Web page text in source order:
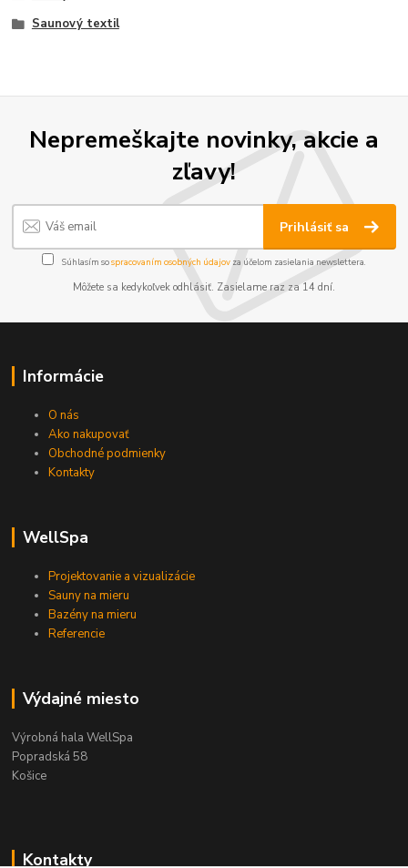
Saunový textil
Nepremeškajte novinky, akcie a
zľavy!
Prihlásiť sa
Súhlasím sospracovaním osobných údajov za účelom zasielania newslettera.
Môžete sa kedykoľvek odhlásiť. Zasielame raz za 14 dní.
Informácie
O nás
Ako nakupovať
Obchodné podmienky
Kontakty
WellSpa
Projektovanie a vizualizácie
Sauny na mieru
Bazény na mieru
Referencie
Výdajné miesto
Výrobná hala WellSpa
Popradská 58
Košice
Kontakty